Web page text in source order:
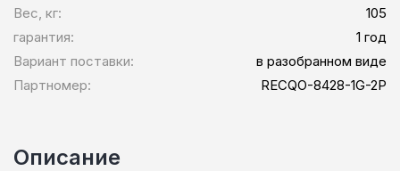
Вес, кг:
105
гарантия:
1 год
Вариант поставки:
в разобранном виде
Партномер:
RECQO-8428-1G-2P
Описание